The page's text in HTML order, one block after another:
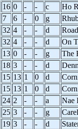
16 0 - - c
Ho
7 6 - 0 g
32 4 - - d
32 4 - - d
On
13 0 - - g
The
18 3 - - d
15 13 1 0 d
15 13 1 0 d
24 2 - - a
Nae
25 3 - - g
19 3 - - d